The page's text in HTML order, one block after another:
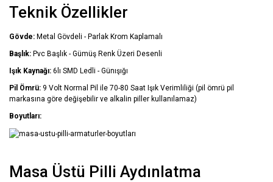
Teknik Özellikler
Gövde: Metal Gövdeli - Parlak Krom Kaplamalı
Başlık: Pvc Başlık - Gümüş Renk Üzeri Desenli
Işık Kaynağı: 6lı SMD Ledli - Günışığı
Pil Ömrü: 9 Volt Normal Pil ile 70-80 Saat Işık Verimliliği (pil ömrü pil
markasına göre değişebilir ve alkalin piller kullanılamaz)
Boyutları:
Masa Üstü Pilli Aydınlatma